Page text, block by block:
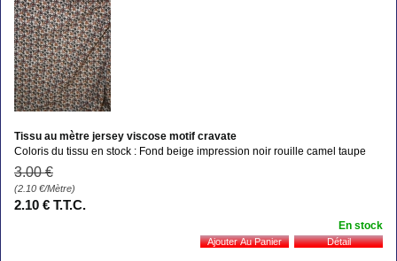
Tissu au mètre jersey viscose motif cravate
Coloris du tissu en stock : Fond beige impression noir rouille camel taupe
3.00 €
(2.10 €/Mètre)
2.10 € T.T.C.
En stock